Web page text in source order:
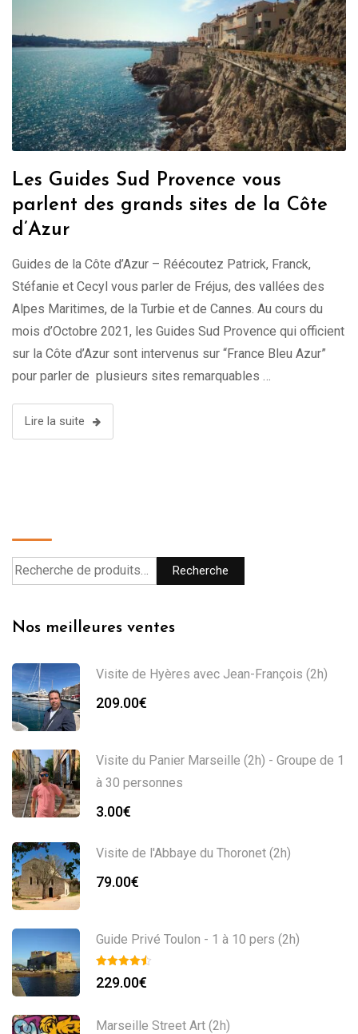
Les Guides Sud Provence vous
parlent des grands sites de la Côte
d’Azur
Guides de la Côte d’Azur – Réécoutez Patrick, Franck,
Stéfanie et Cecyl vous parler de Fréjus, des vallées des
Alpes Maritimes, de la Turbie et de Cannes. Au cours du
mois d’Octobre 2021, les Guides Sud Provence qui officient
sur la Côte d’Azur sont intervenus sur “France Bleu Azur”
pour parler de plusieurs sites remarquables …
Lire la suite
Recherche
Nos meilleures ventes
Visite de Hyères avec Jean-François (2h)
209.00€
Visite du Panier Marseille (2h) - Groupe de 1
à 30 personnes
3.00€
Visite de l'Abbaye du Thoronet (2h)
79.00€
Guide Privé Toulon - 1 à 10 pers (2h)
229.00€
Marseille Street Art (2h)